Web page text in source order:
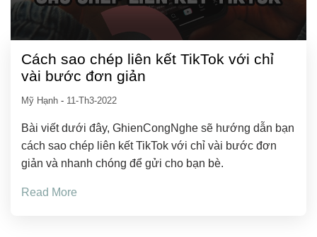
Cách sao chép liên kết TikTok với chỉ
vài bước đơn giản
Mỹ Hạnh - 11-Th3-2022
Bài viết dưới đây, GhienCongNghe sẽ hướng dẫn bạn
cách sao chép liên kết TikTok với chỉ vài bước đơn
giản và nhanh chóng để gửi cho bạn bè.
Read More